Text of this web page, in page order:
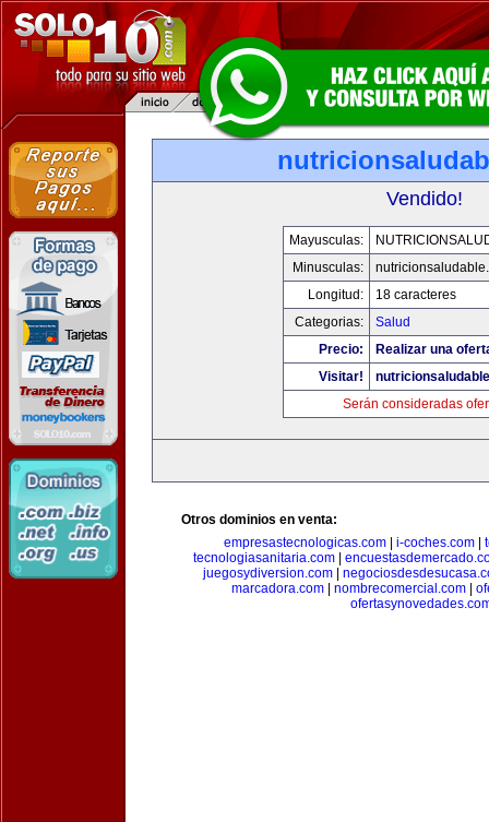
Vendido!
Mayusculas:
Minusculas:
Longitud:
18 caracteres
Categorias:
Salud
Precio:
Realizar una
Visitar!
Serán consideradas
Otros dominios en venta:
empresastecnologicas.com
i-coches.com
tecnologiasanitaria.com|
juegosydiversion.com
marcadora.com| nombrecomercial.com|